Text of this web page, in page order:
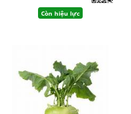
Còn hiệu lực